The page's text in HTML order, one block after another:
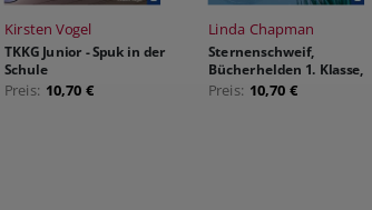
Kirsten Vogel
TKKG Junior - Spuk in der
Schule
Preis: 10,70 €
Linda Chapman
Sternenschweif,
Bücherhelden 1. Klasse,
Der geheime See
Preis: 10,70 €